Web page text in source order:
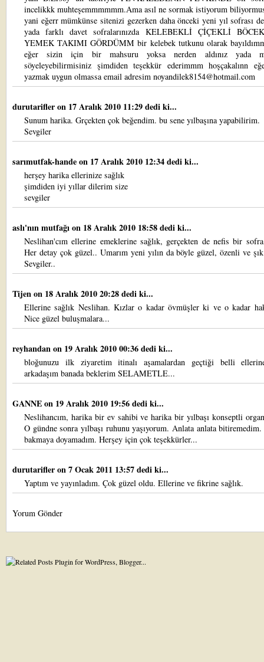
incelikkk muhteşemmmmmm.Ama asıl ne sormak istiyorum
yani eğerr mümkünse sitenizi gezerken daha önceki yeni yıl sofrası
yada farklı davet sofralarınızda KELEBEKLİ ÇİÇEKLİ
YEMEK TAKIMI GÖRDÜMM bir kelebek tutkunu olarak
eğer sizin için bir mahsuru yoksa nerden aldınız yada
söyeleyebilirmisiniz şimdiden teşekkür ederimmm hoşçakalınn
yazmak uygun olmassa email adresim noyandilek8154@hotmail.com
durutarifleron 17 Aralık 2010 11:29 dedi ki...
Sunum harika. Grçekten çok beğendim. bu sene yılbaşına yapabilirim.
Sevgiler
sarımutfak-handeon 17 Aralık 2010 12:34 dedi ki...
herşey harika ellerinize sağlık
şimdiden iyi yıllar dilerim size
sevgiler
aslı'nın mutfağıon 18 Aralık 2010 18:58 dedi ki...
Neslihan'cım ellerine emeklerine sağlık, gerçekten de nefis bir
Her detay çok güzel.. Umarım yeni yılın da böyle güzel, özenli ve
Sevgiler..
Tijenon 18 Aralık 2010 20:28 dedi ki...
Ellerine sağlık Neslihan. Kızlar o kadar övmüşler ki ve o kadar
Nice güzel buluşmalara...
reyhandanon 19 Aralık 2010 00:36 dedi ki...
bloğunuzu ilk ziyaretim itinalı aşamalardan geçtiği belli
arkadaşım banada beklerim SELAMETLE...
GANNEon 19 Aralık 2010 19:56 dedi ki...
Neslihancım, harika bir ev sahibi ve harika bir yılbaşı konseptli
O gündne sonra yılbaşı ruhunu yaşıyorum. Anlata anlata
bakmaya doyamadım. Herşey için çok teşekkürler...
durutarifleron 7 Ocak 2011 13:57 dedi ki...
Yaptım ve yayınladım. Çok güzel oldu. Ellerine ve fikrine sağlık.
Yorum Gönder